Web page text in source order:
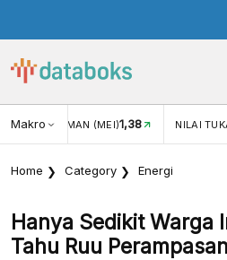
Makro
(MEI)1,38 NILAI TUKAR USD/IDR
Home Category Energi
Hanya Sedikit Warga
Tahu Ruu